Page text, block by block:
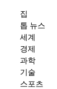
집
톱 뉴스
세계
경제
과학
기술
스포츠